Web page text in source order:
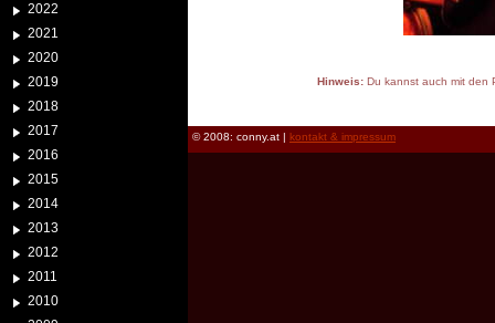
2022
2021
2020
2019
2018
2017
2016
2015
2014
2013
2012
2011
2010
Hinweis:Du kannst auch mit den
© 2008: conny.at | kontakt & impressum